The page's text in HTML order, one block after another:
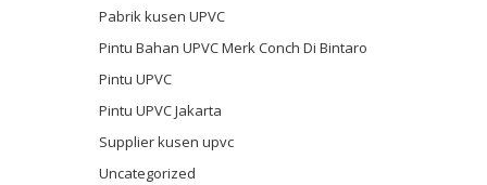
Pabrik kusen UPVC
Pintu Bahan UPVC Merk Conch Di Bintaro
Pintu UPVC
Pintu UPVC Jakarta
Supplier kusen upvc
Uncategorized